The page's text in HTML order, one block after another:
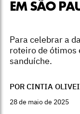
EM SÃO
Para celebrar a
roteiro de ótimos
sanduíche.
POR CINTIA
28 de maio de 2025